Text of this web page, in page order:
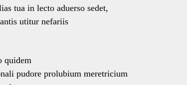
tua in lecto aduerso sedet,
utitur nefariis
quidem
pudore prolubium meretricium